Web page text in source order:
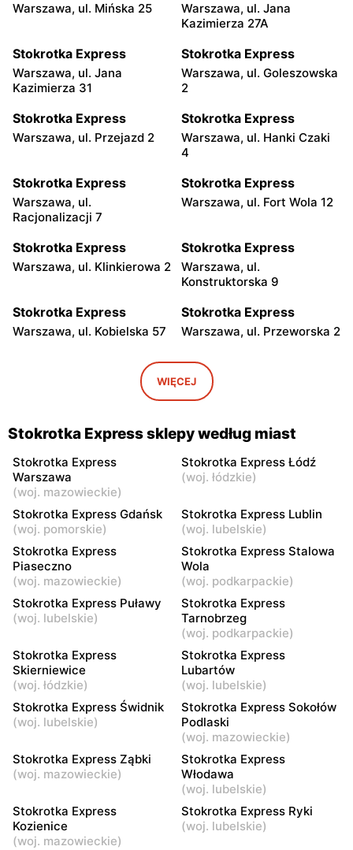
Warszawa, ul. Mińska 25
Warszawa, ul. Jana
Kazimierza 27A
Stokrotka Express
Warszawa, ul. Jana
Kazimierza 31
Stokrotka Express
Warszawa, ul. Goleszowska
2
Stokrotka Express
Warszawa, ul. Przejazd 2
Stokrotka Express
Warszawa, ul. Hanki Czaki
4
Stokrotka Express
Warszawa, ul.
Racjonalizacji 7
Stokrotka Express
Warszawa, ul. Fort Wola 12
Stokrotka Express
Warszawa, ul. Klinkierowa 2
Stokrotka Express
Warszawa, ul.
Konstruktorska 9
Stokrotka Express
Warszawa, ul. Kobielska 57
Stokrotka Express
Warszawa, ul. Przeworska 2
Warszawa, ul. Taśmowa 8
Stokrotka Express
Warszawa, ul. Górczewska
158
Stokrotka Express
Warszawa, ul. Cybernetyki
6
Stokrotka Express
Warszawa, ul.
Komputerowa 7
Stokrotka Express
Warszawa, ul. Zamkowa 8
Warszawa, ul. Ludwika
Kondratowicza 59
Stokrotka Express
Warszawa, ul. Lazurowa 11
Stokrotka Express
Warszawa, ul. Jurajska 4
Stokrotka Express
Warszawa, ul. Obywatelska
Stokrotka Express
Warszawa, ul. Quo Vadis 1
Stokrotka Express
Warszawa, ul. Polki 3
Stokrotka Express
Warszawa, ul. Posag 7
Panien 9
Warszawa, ul. Herbu Janina
11A
Stokrotka Express
Ząbki, ul. Hansa Christiana
Andersena 28
Warszawa, ul. Dionizosa 7A
Stokrotka Express
Warszawa, ul. Giuseppe
Verdiego 13
WIĘCEJ
Stokrotka Express sklepy według miast
Stokrotka Express
Warszawa
(woj. mazowieckie)
Stokrotka Express Łódź
(woj. łódzkie)
Stokrotka Express Gdańsk
(woj. pomorskie)
Stokrotka Express Lublin
(woj. lubelskie)
Stokrotka Express
Piaseczno
(woj. mazowieckie)
Stokrotka Express Stalowa
Wola
(woj. podkarpackie)
Stokrotka Express Puławy
(woj. lubelskie)
Stokrotka Express
Tarnobrzeg
(woj. podkarpackie)
Stokrotka Express
Skierniewice
(woj. łódzkie)
Stokrotka Express
Lubartów
(woj. lubelskie)
Stokrotka Express Świdnik
(woj. lubelskie)
Stokrotka Express Sokołów
Podlaski
(woj. mazowieckie)
Stokrotka Express Ząbki
(woj. mazowieckie)
Stokrotka Express
Włodawa
(woj. lubelskie)
Stokrotka Express
Kozienice
(woj. mazowieckie)
Stokrotka Express Ryki
(woj. lubelskie)